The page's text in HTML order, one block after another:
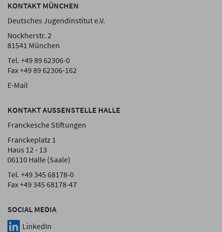
SOCIAL MEDIA
LinkedIn
KONTAKT MÜNCHEN
Deutsches Jugendinstitut e.V.
Nockherstr. 2
81541 München
Tel. +49 89 62306-0
Fax +49 89 62306-162
E-Mail
KONTAKT AUSSENSTELLE HALLE
Franckesche Stiftungen
Franckeplatz 1
Haus 12 - 13
06110 Halle (Saale)
Tel. +49 345 68178-0
Fax +49 345 68178-47